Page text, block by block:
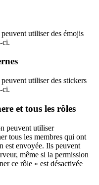
utiliser des émojis
ci.
utiliser des stickers
ci.
et tous les rôles
peuvent utiliser
tous les membres qui ont
est envoyée. Ils peuvent
même si la permission
ce rôle » est désactivée